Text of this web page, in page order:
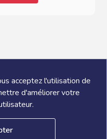
acceptez l'utilisation de
d'améliorer votre